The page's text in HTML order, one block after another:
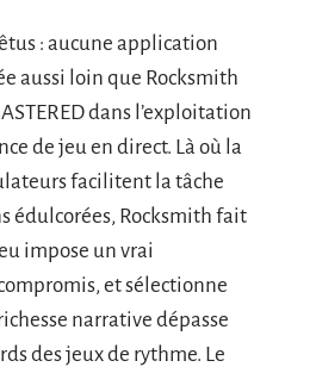
: aucune application
aussi loin que Rocksmith
dans l’exploitation
de jeu en direct. Là où la
facilitent la tâche
édulcorées, Rocksmith fait
impose un vrai
et sélectionne
narrative dépasse
des jeux de rythme. Le